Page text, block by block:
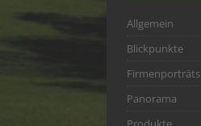
Allgemein
Blickpunkte
Firmenporträts
Panorama